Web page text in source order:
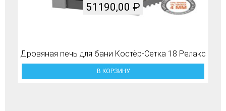
Дровяная печь для бани Костёр-Сетка 18 Релакс
51190,00 ₽
В КОРЗИНУ